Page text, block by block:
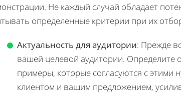
Не каждый случай обладает
определенные критерии при их
Актуальность для аудитории: Прежде
вашей целевой аудитории. Определите
примеры, которые согласуются с этими
клиентом и вашим предложением,